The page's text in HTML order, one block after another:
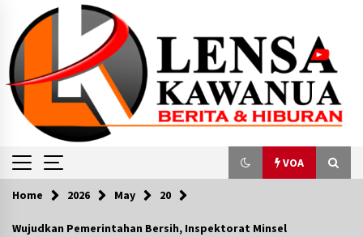
content
VOA
VOA
Home 2026 May 20
Wujudkan Pemerintahan Bersih, Inspektorat Minsel